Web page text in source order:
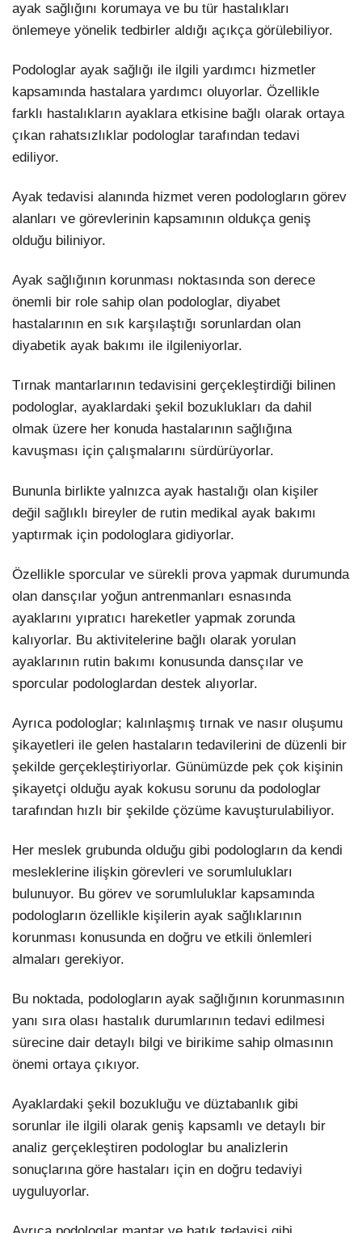
ayak sağlığını korumaya ve bu tür hastalıkları
önlemeye yönelik tedbirler aldığı açıkça görülebiliyor.
Podologlar ayak sağlığı ile ilgili yardımcı hizmetler
kapsamında hastalara yardımcı oluyorlar. Özellikle
farklı hastalıkların ayaklara etkisine bağlı olarak ortaya
çıkan rahatsızlıklar podologlar tarafından tedavi
ediliyor.
Ayak tedavisi alanında hizmet veren podologların görev
alanları ve görevlerinin kapsamının oldukça geniş
olduğu biliniyor.
Ayak sağlığının korunması noktasında son derece
önemli bir role sahip olan podologlar, diyabet
hastalarının en sık karşılaştığı sorunlardan olan
diyabetik ayak bakımı ile ilgileniyorlar.
Tırnak mantarlarının tedavisini gerçekleştirdiği bilinen
podologlar, ayaklardaki şekil bozuklukları da dahil
olmak üzere her konuda hastalarının sağlığına
kavuşması için çalışmalarını sürdürüyorlar.
Bununla birlikte yalnızca ayak hastalığı olan kişiler
değil sağlıklı bireyler de rutin medikal ayak bakımı
yaptırmak için podologlara gidiyorlar.
Özellikle sporcular ve sürekli prova yapmak durumunda
olan dansçılar yoğun antrenmanları esnasında
ayaklarını yıpratıcı hareketler yapmak zorunda
kalıyorlar. Bu aktivitelerine bağlı olarak yorulan
ayaklarının rutin bakımı konusunda dansçılar ve
sporcular podologlardan destek alıyorlar.
Ayrıca podologlar; kalınlaşmış tırnak ve nasır oluşumu
şikayetleri ile gelen hastaların tedavilerini de düzenli bir
şekilde gerçekleştiriyorlar. Günümüzde pek çok kişinin
şikayetçi olduğu ayak kokusu sorunu da podologlar
tarafından hızlı bir şekilde çözüme kavuşturulabiliyor.
Her meslek grubunda olduğu gibi podologların da kendi
mesleklerine ilişkin görevleri ve sorumlulukları
bulunuyor. Bu görev ve sorumluluklar kapsamında
podologların özellikle kişilerin ayak sağlıklarının
korunması konusunda en doğru ve etkili önlemleri
almaları gerekiyor.
Bu noktada, podologların ayak sağlığının korunmasının
yanı sıra olası hastalık durumlarının tedavi edilmesi
sürecine dair detaylı bilgi ve birikime sahip olmasının
önemi ortaya çıkıyor.
Ayaklardaki şekil bozukluğu ve düztabanlık gibi
sorunlar ile ilgili olarak geniş kapsamlı ve detaylı bir
analiz gerçekleştiren podologlar bu analizlerin
sonuçlarına göre hastaları için en doğru tedaviyi
uyguluyorlar.